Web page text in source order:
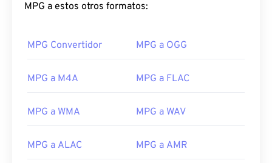
00 00
00 00
MPG a estos otros formatos:
MPG Convertidor MPG a OGG
MPG a M4A MPG a FLAC
MPG a WMA MPG a WAV
MPG a ALAC MPG a AMR